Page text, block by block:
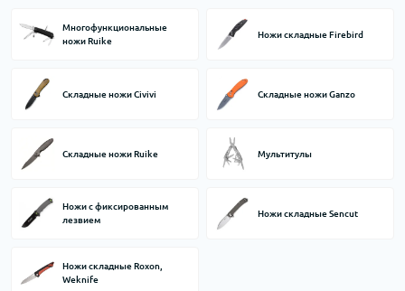
Многофункциональные
ножи Ruike
Ножи складные Firebird
Складные ножи Civivi Складные ножи Ganzo
Складные ножи Ruike Мультитулы
Ножи с фиксированным
лезвием
Ножи складные Sencut
Ножи складные Roxon,
Weknife